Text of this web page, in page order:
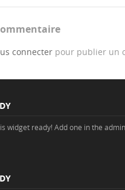
connecter pour publier un
widget ready! Add one in the